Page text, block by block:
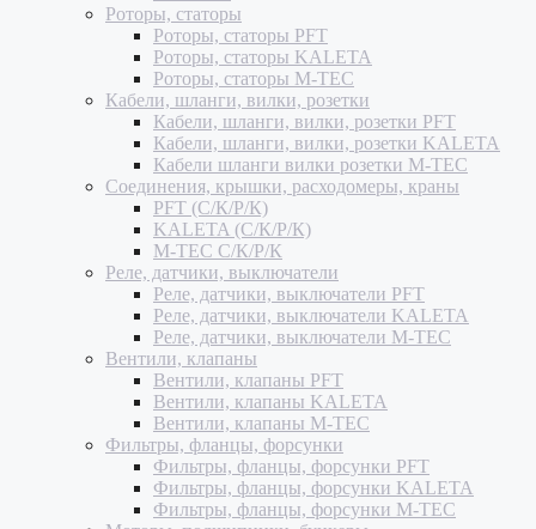
Роторы, статоры
Роторы, статоры PFT
Роторы, статоры KALETA
Роторы, статоры M-TEC
Кабели, шланги, вилки, розетки
Кабели, шланги, вилки, розетки PFT
Кабели, шланги, вилки, розетки KALETA
Кабели шланги вилки розетки M-TEC
Соединения, крышки, расходомеры, краны
PFT (С/К/Р/К)
KALETA (С/К/Р/К)
M-TEC С/К/Р/К
Реле, датчики, выключатели
Реле, датчики, выключатели PFT
Реле, датчики, выключатели KALETA
Реле, датчики, выключатели M-TEC
Вентили, клапаны
Вентили, клапаны PFT
Вентили, клапаны KALETA
Вентили, клапаны M-TEC
Фильтры, фланцы, форсунки
Фильтры, фланцы, форсунки PFT
Фильтры, фланцы, форсунки KALETA
Фильтры, фланцы, форсунки M-TEC